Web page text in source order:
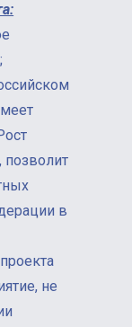
позволит
в
не